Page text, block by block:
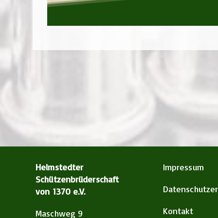
Helmstedter
Schützenbrüderschaft
von 1370 e.V.
Maschweg 9
Impressum
Kontakt